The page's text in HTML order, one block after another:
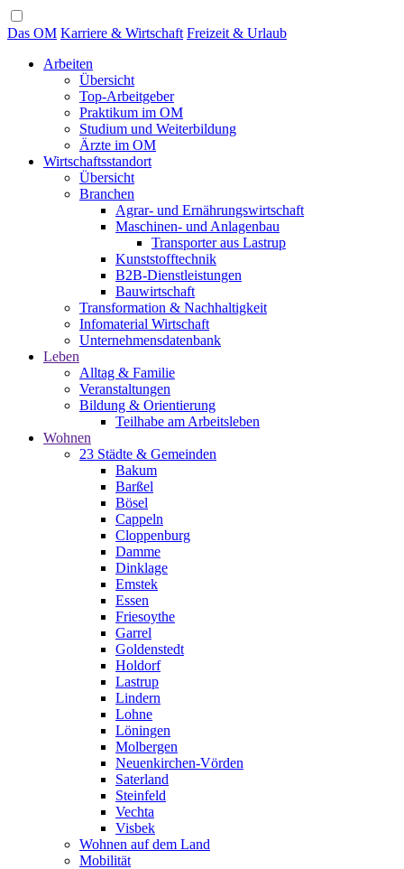
Das OM Karriere & Wirtschaft Freizeit & Urlaub
Arbeiten
Übersicht
Top-Arbeitgeber
Praktikum im OM
Studium und Weiterbildung
Ärzte im OM
Wirtschaftsstandort
Übersicht
Branchen
Agrar- und Ernährungswirtschaft
Maschinen- und Anlagenbau
Transporter aus Lastrup
Kunststofftechnik
B2B-Dienstleistungen
Bauwirtschaft
Transformation & Nachhaltigkeit
Infomaterial Wirtschaft
Unternehmensdatenbank
Leben
Alltag & Familie
Veranstaltungen
Bildung & Orientierung
Teilhabe am Arbeitsleben
Wohnen
23 Städte & Gemeinden
Bakum
Barßel
Bösel
Cappeln
Cloppenburg
Damme
Dinklage
Emstek
Essen
Friesoythe
Garrel
Goldenstedt
Holdorf
Lastrup
Lindern
Lohne
Löningen
Molbergen
Neuenkirchen-Vörden
Saterland
Steinfeld
Vechta
Visbek
Wohnen auf dem Land
Mobilität